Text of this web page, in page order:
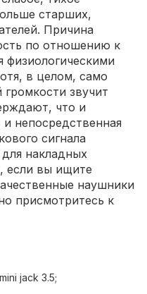
старших,
Причина
по отношению к
физиологическими
в целом, само
громкости звучит
что и
непосредственная
сигнала
накладных
если вы ищите
наушники
присмотритесь к
jack 3.5;